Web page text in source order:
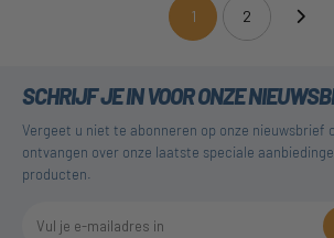
1(current)2
SCHRIJF JE IN VOOR ONZE
Vergeet u niet te abonneren op onze nieuwsbrief
ontvangen over onze laatste speciale
producten.